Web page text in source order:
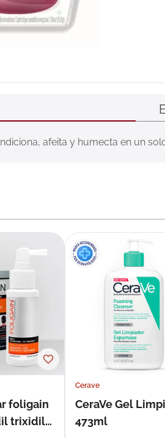
afeita y humecta en un
foligain
trixidil
Cerave
CeraVe Gel
473ml